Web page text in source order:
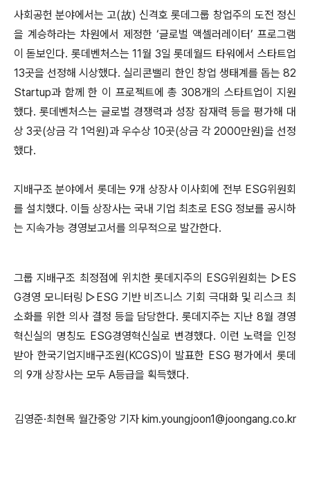
사회공헌 분야에서는 고(故) 신격호 롯데그룹 창업주의 도전 정신
을 계승하라는 차원에서 제정한 ‘글로벌 액셀러레이터’ 프로그램
이 돋보인다. 롯데벤처스는 11월 3일 롯데월드 타워에서 스타트업
13곳을 선정해 시상했다. 실리콘밸리 한인 창업 생태계를 돕는 82
Startup과 함께 한 이 프로젝트에 총 308개의 스타트업이 지원
했다. 롯데벤처스는 글로벌 경쟁력과 성장 잠재력 등을 평가해 대
상 3곳(상금 각 1억원)과 우수상 10곳(상금 각 2000만원)을 선정
했다.
지배구조 분야에서 롯데는 9개 상장사 이사회에 전부 ESG위원회
를 설치했다. 이들 상장사는 국내 기업 최초로 ESG 정보를 공시하
는 지속가능 경영보고서를 의무적으로 발간한다.
그룹 지배구조 최정점에 위치한 롯데지주의 ESG위원회는 ▷ES
G경영 모니터링 ▷ESG 기반 비즈니스 기회 극대화 및 리스크 최
소화를 위한 의사 결정 등을 담당한다. 롯데지주는 지난 8월 경영
혁신실의 명칭도 ESG경영혁신실로 변경했다. 이런 노력을 인정
받아 한국기업지배구조원(KCGS)이 발표한 ESG 평가에서 롯데
의 9개 상장사는 모두 A등급을 획득했다.
김영준·최현목 월간중앙 기자 kim.youngjoon1@joongang.co.kr